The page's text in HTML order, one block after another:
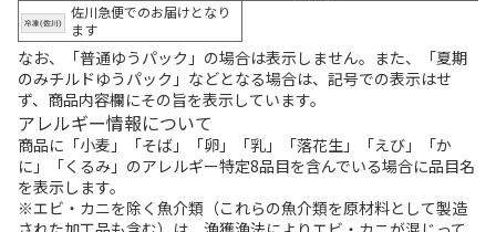
佐川急便でのお届けとなり
ます
なお、「普通ゆうパック」の場合は表示しません。また、「夏期
のみチルドゆうパック」などとなる場合は、記号での表示はせ
ず、商品内容欄にその旨を表示しています。
アレルギー情報について
商品に「小麦」「そば」「卵」「乳」「落花生」「えび」「か
に」「くるみ」のアレルギー特定8品目を含んでいる場合に品目名
を表示します。
※エビ・カニを除く魚介類（これらの魚介類を原材料として製造